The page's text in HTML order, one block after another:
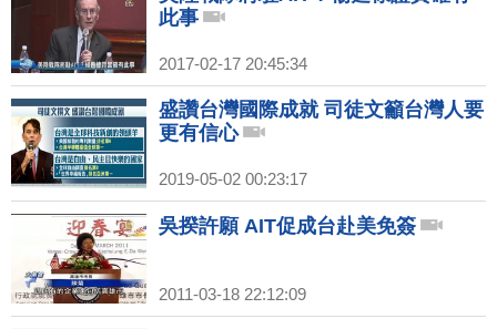
此事
2017-02-17 20:45:34
盛讚台灣國際成就 司徒文籲台灣人要
更有信心
2019-05-02 00:23:17
吳揆許願 AIT促成台赴美免簽
2011-03-18 22:12:09